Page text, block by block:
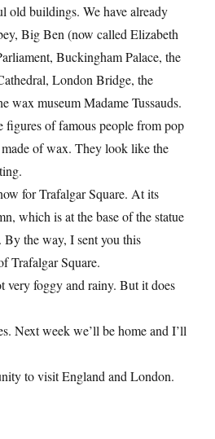
old buildings. We have already
Big Ben (now called Elizabeth
Buckingham Palace, the
London Bridge, the
wax museum Madame Tussauds.
figures of famous people from pop
of wax. They look like the
for Trafalgar Square. At its
which is at the base of the statue
the way, I sent you this
Trafalgar Square.
very foggy and rainy. But it does
Next week we’ll be home and I’ll
to visit England and London.